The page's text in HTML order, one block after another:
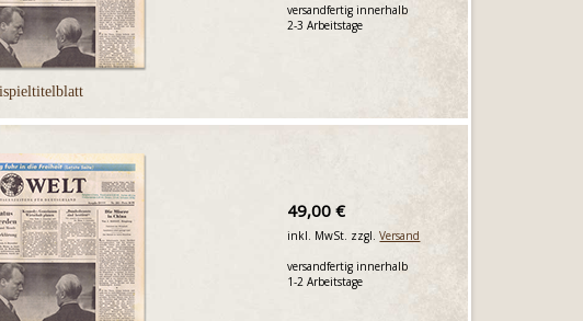
versandfertig innerhalb
2-3 Arbeitstage
49,00 €
inkl. MwSt. zzgl.Versand
versandfertig innerhalb
1-2 Arbeitstage